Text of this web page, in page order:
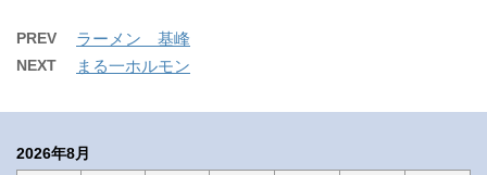
PREV ラーメン 基峰
NEXT まる一ホルモン
2026年8月